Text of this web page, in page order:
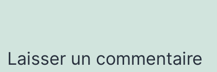
Laisser un commentaire